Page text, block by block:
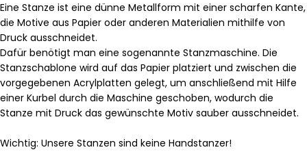
Eine Stanze ist eine dünne Metallform mit einer scharfen Kante,
die Motive aus Papier oder anderen Materialien mithilfe von
Druck ausschneidet.
Dafür benötigt man eine sogenannte Stanzmaschine. Die
Stanzschablone wird auf das Papier platziert und zwischen die
vorgegebenen Acrylplatten gelegt, um anschließend mit Hilfe
einer Kurbel durch die Maschine geschoben, wodurch die
Stanze mit Druck das gewünschte Motiv sauber ausschneidet.
Wichtig: Unsere Stanzen sind keine Handstanzer!